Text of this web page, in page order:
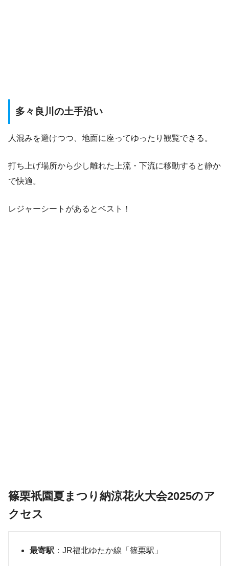
多々良川の土手沿い
人混みを避けつつ、地面に座ってゆったり観覧できる。
打ち上げ場所から少し離れた上流・下流に移動すると静か
で快適。
レジャーシートがあるとベスト！
篠栗祇園夏まつり納涼花火大会2025のア
クセス
最寄駅 ：JR福北ゆたか線「篠栗駅」